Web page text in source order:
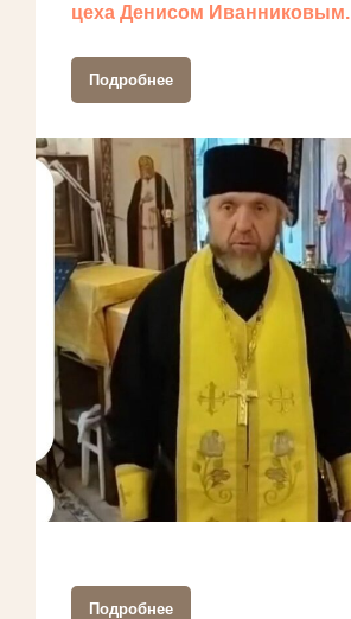
цеха Денисом Иванниковым.
Подробнее
Подробнее